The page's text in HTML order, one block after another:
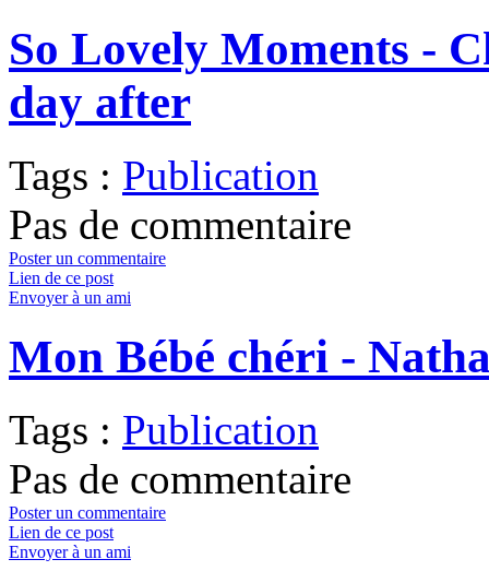
So Lovely Moments -
day after
Tags : Publication
Pas de commentaire
Poster un commentaire
Lien de ce post
Envoyer à un ami
Mon Bébé chéri -
Tags : Publication
Pas de commentaire
Poster un commentaire
Lien de ce post
Envoyer à un ami